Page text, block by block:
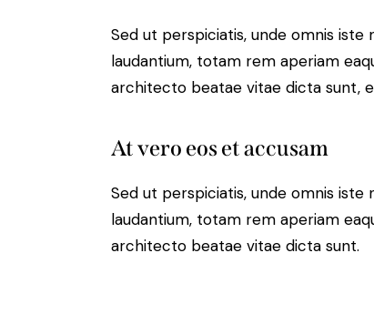
Sed ut perspiciatis, unde omnis
laudantium, totam rem aperiam
architecto beatae vitae dicta sunt,
At vero eos et accusam
Sed ut perspiciatis, unde omnis
laudantium, totam rem aperiam
architecto beatae vitae dicta sunt.